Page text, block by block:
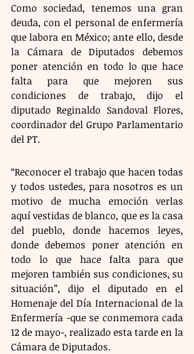
Como sociedad, tenemos una gran
deuda, con el personal de enfermería
que labora en México; ante ello, desde
la Cámara de Diputados debemos
poner atención en todo lo que hace
falta para que mejoren sus
condiciones de trabajo, dijo el
diputado Reginaldo Sandoval Flores,
coordinador del Grupo Parlamentario
del PT.
“Reconocer el trabajo que hacen todas
y todos ustedes, para nosotros es un
motivo de mucha emoción verlas
aquí vestidas de blanco, que es la casa
del pueblo, donde hacemos leyes,
donde debemos poner atención en
todo lo que hace falta para que
mejoren también sus condiciones, su
situación”, dijo el diputado en el
Homenaje del Día Internacional de la
Enfermería -que se conmemora cada
12 de mayo-, realizado esta tarde en la
Cámara de Diputados.